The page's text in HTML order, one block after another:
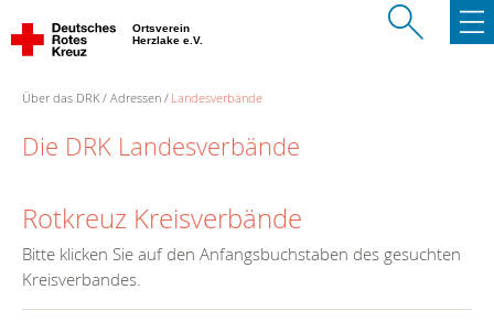
Ortsverein
Herzlake e.V.
Über das DRK Adressen Landesverbände
Die DRK Landesverbände
Rotkreuz Kreisverbände
Bitte klicken Sie auf den Anfangsbuchstaben des gesuchten
Kreisverbandes.